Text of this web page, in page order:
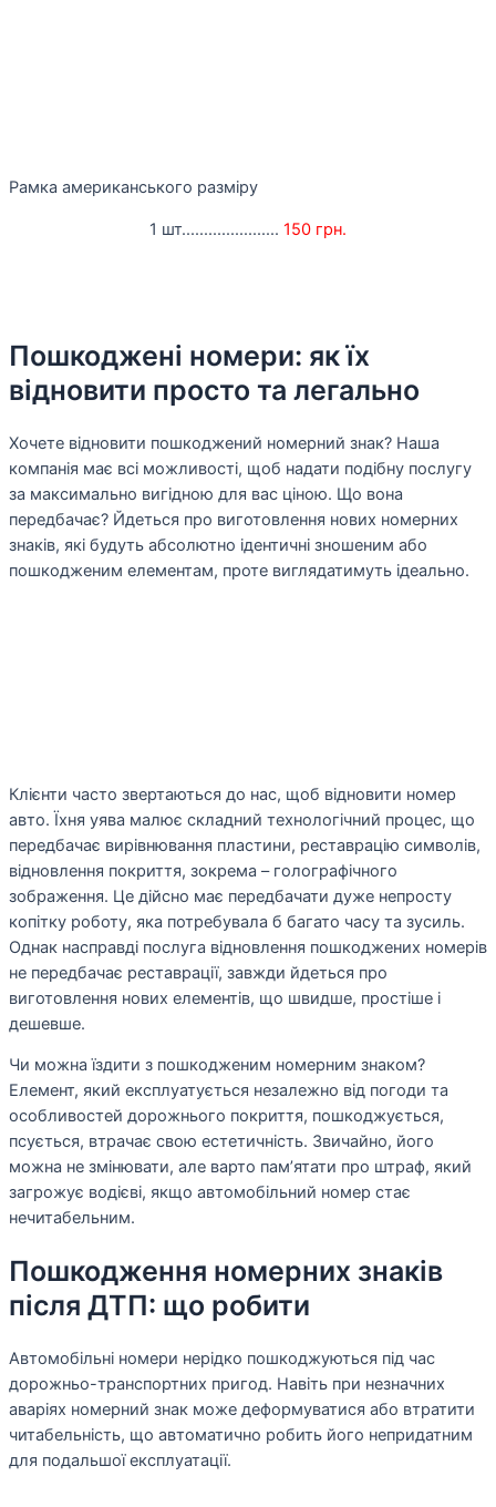
Рамка американського разміру
1 шт...................... 150 грн.
Пошкоджені номери: як їх
відновити просто та легально
Хочете відновити пошкоджений номерний знак? Наша
компанія має всі можливості, щоб надати подібну послугу
за максимально вигідною для вас ціною. Що вона
передбачає? Йдеться про виготовлення нових номерних
знаків, які будуть абсолютно ідентичні зношеним або
пошкодженим елементам, проте виглядатимуть ідеально.
Клієнти часто звертаються до нас, щоб відновити номер
авто. Їхня уява малює складний технологічний процес, що
передбачає вирівнювання пластини, реставрацію символів,
відновлення покриття, зокрема – голографічного
зображення. Це дійсно має передбачати дуже непросту
копітку роботу, яка потребувала б багато часу та зусиль.
Однак насправді послуга відновлення пошкоджених номерів
не передбачає реставрації, завжди йдеться про
виготовлення нових елементів, що швидше, простіше і
дешевше.
Чи можна їздити з пошкодженим номерним знаком?
Елемент, який експлуатується незалежно від погоди та
особливостей дорожнього покриття, пошкоджується,
псується, втрачає свою естетичність. Звичайно, його
можна не змінювати, але варто пам’ятати про штраф, який
загрожує водієві, якщо автомобільний номер стає
нечитабельним.
Пошкодження номерних знаків
після ДТП: що робити
Автомобільні номери нерідко пошкоджуються під час
дорожньо-транспортних пригод. Навіть при незначних
аваріях номерний знак може деформуватися або втратити
читабельність, що автоматично робить його непридатним
для подальшої експлуатації.